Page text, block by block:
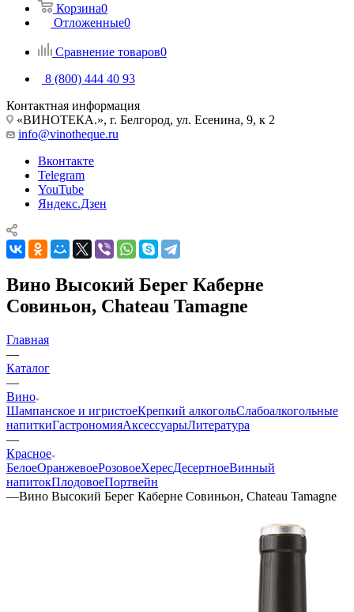
Корзина0
Отложенные0
Сравнение товаров0
8 (800) 444 40 93
Контактная информация
«ВИНОТЕКА.», г. Белгород, ул. Есенина, 9, к 2
info@vinotheque.ru
Вконтакте
Telegram
YouTube
Яндекс.Дзен
Вино Высокий Берег Каберне
Совиньон, Chateau Tamagne
Главная
—
Каталог
—
Вино
Шампанское и игристоеКрепкий алкогольСлабоалкогольные
напиткиГастрономияАксессуарыЛитература
—
Красное
БелоеОранжевоеРозовоеХересДесертноеВинный
напитокПлодовоеПортвейн
—Вино Высокий Берег Каберне Совиньон, Chateau Tamagne